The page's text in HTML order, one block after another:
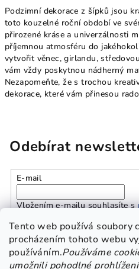
Tento web používá soubory
procházením tohoto webu
používáním.Používáme
umožnili pohodlné
Podzimní dekorace z šípků jsou
toto kouzelné roční období ve
přirozené kráse a univerzálnosti
příjemnou atmosféru do
vytvořit věnec, girlandu,
vám vždy poskytnou nádherný
Nezapomeňte, že s trochou
dekorace, které vám přinesou
Odebírat
E-mail
Vložením e-mailu souhlasíte s
Přihlásit se